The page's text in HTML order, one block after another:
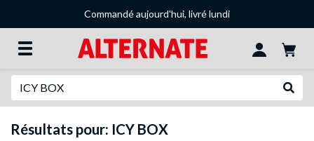
Commandé aujourd'hui, livré lundi
Résultats pour: ICY BOX